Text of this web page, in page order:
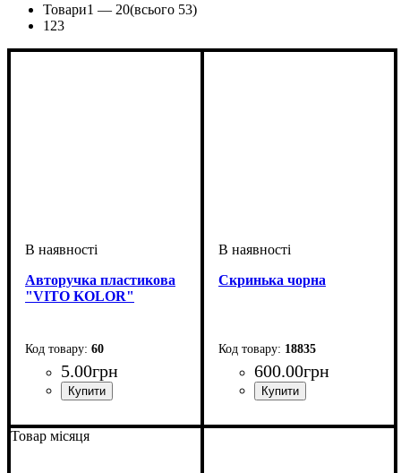
Товари1 — 20(всього 53)
1 23
Авторучка пластикова
"VITO KOLOR"
60
5.00грн
Скринька чорна
18835
600.00грн
из кожзама
Товар місяця